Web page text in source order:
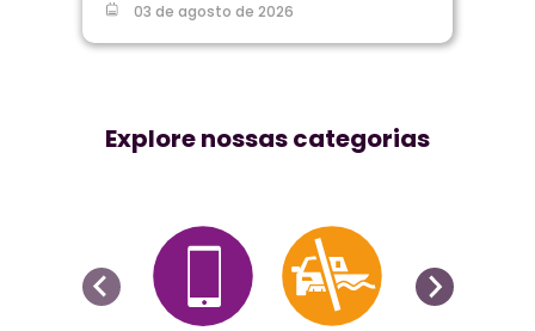
03 de agosto de 2026
Explore nossas categorias